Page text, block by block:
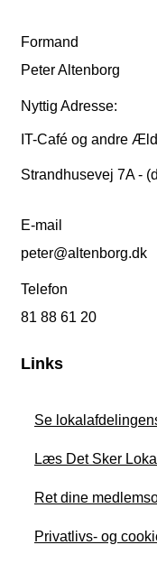
Formand
Peter Altenborg
Nyttig Adresse:
IT-Café og andre
Strandhusevej 7A -
E-mail
peter@altenborg.dk
Telefon
81 88 61 20
Links
Se
Læs Det Sker
Ret dine
Privatlivs- og